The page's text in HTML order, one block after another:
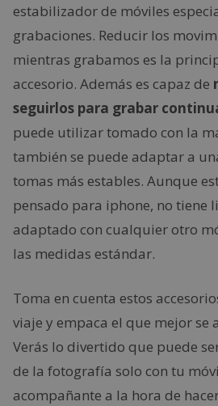
estabilizador de móviles
grabaciones. Reducir los
mientras grabamos es la
accesorio. Además es capaz de
seguirlos para grabar
puede utilizar tomado con la
también se puede adaptar a
tomas más estables. Aunque
pensado para iphone, no tiene
adaptado con cualquier otro
las medidas estándar.
Toma en cuenta estos
viaje y empaca el que mejor se
Verás lo divertido que puede
de la fotografía solo con tu
acompañante a la hora de